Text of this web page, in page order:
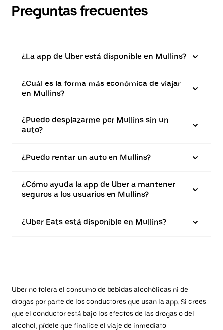
Preguntas frecuentes
¿La app de Uber está disponible en Mullins?
¿Cuál es la forma más económica de viajar
en Mullins?
¿Puedo desplazarme por Mullins sin un
auto?
¿Puedo rentar un auto en Mullins?
¿Cómo ayuda la app de Uber a mantener
seguros a los usuarios en Mullins?
¿Uber Eats está disponible en Mullins?
Uber no tolera el consumo de bebidas alcohólicas ni de
drogas por parte de los conductores que usan la app. Si crees
que el conductor está bajo los efectos de las drogas o del
alcohol, pídele que finalice el viaje de inmediato.